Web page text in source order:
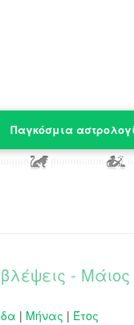
Παγκόσμια
- Μάιος
| Μήνας | Έτος